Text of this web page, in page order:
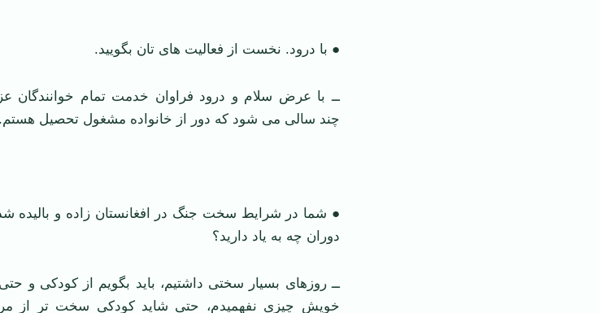
● با درود. نخست از فعالیت های تان بگویید.
ــ با عرض سلام و درود فراوان خدمت تمام خوانندگان
چند سالی می شود که دور از خانواده مشغول تحصیل هستم.
● شما در شرایط سخت جنگ در افغانستان زاده و بالیده
دوران چه به یاد دارید؟
ــ روزهای بسیار سختی داشتیم، باید بگویم از کودکی و
خویش چیزی نفهمیدم، حتی شاید کودکی سخت تر از